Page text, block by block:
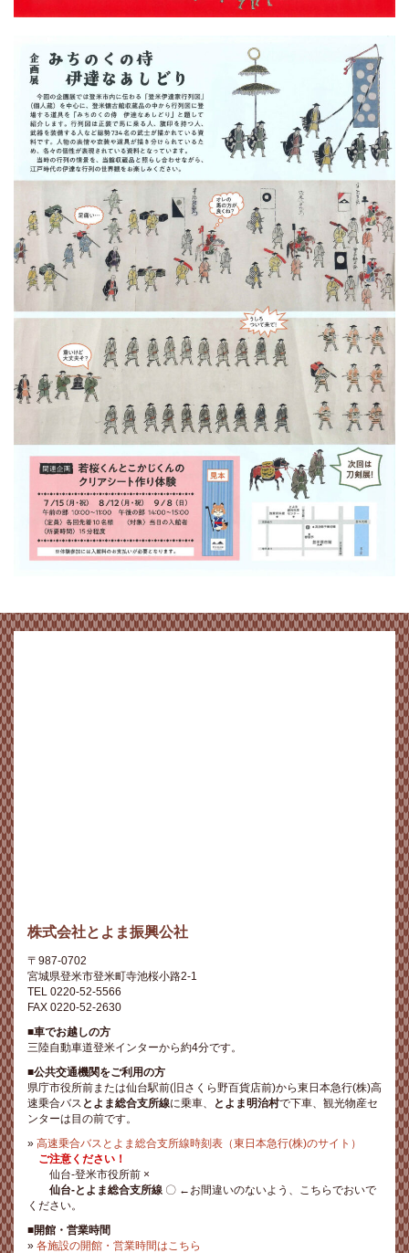
株式会社とよま振興公社
〒987-0702
宮城県登米市登米町寺池桜小路2-1
TEL 0220-52-5566
FAX 0220-52-2630
■車でお越しの方
三陸自動車道登米インターから約4分です。
■公共交通機関をご利用の方
県庁市役所前または仙台駅前(旧さくら野百貨店前)から東日本急行(株)高
速乗合バス とよま総合支所線に乗車、 とよま明治村で下車、観光物産セ
ンターは目の前です。
» 高速乗合バスとよま総合支所線時刻表（東日本急行(株)のサイト）
ご注意ください！
仙台-登米市役所前 ×
仙台-とよま総合支所線 〇 ←お間違いのないよう、こちらでおいで
ください。
■開館・営業時間
» 各施設の開館・営業時間はこちら